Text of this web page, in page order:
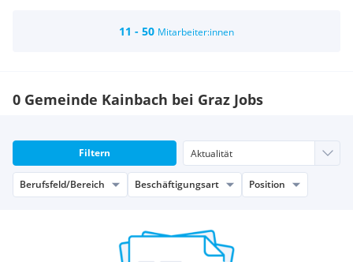
11 - 50 Mitarbeiter:innen
0 Gemeinde Kainbach bei Graz Jobs
Filtern
Berufsfeld/Bereich Beschäftigungsart Position